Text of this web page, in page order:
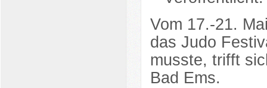
Vom 17.-21.
das Judo
musste, trifft
Bad Ems.